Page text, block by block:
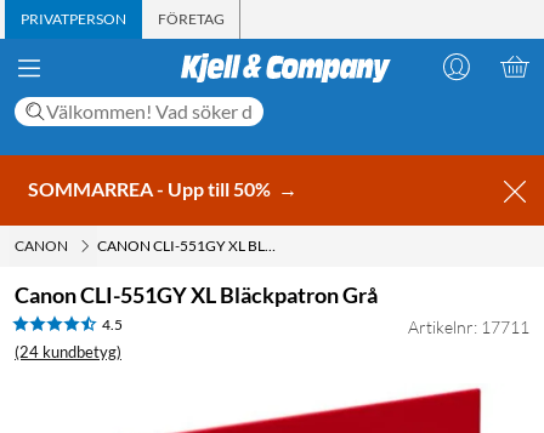
PRIVATPERSON FÖRETAG
SOMMARREA - Upp till 50% →
CANON CANON CLI-551GY XL BLÄCKPATRON GRÅ
Canon CLI-551GY XL Bläckpatron Grå
4.5
(24 kundbetyg)
Artikelnr: 17711